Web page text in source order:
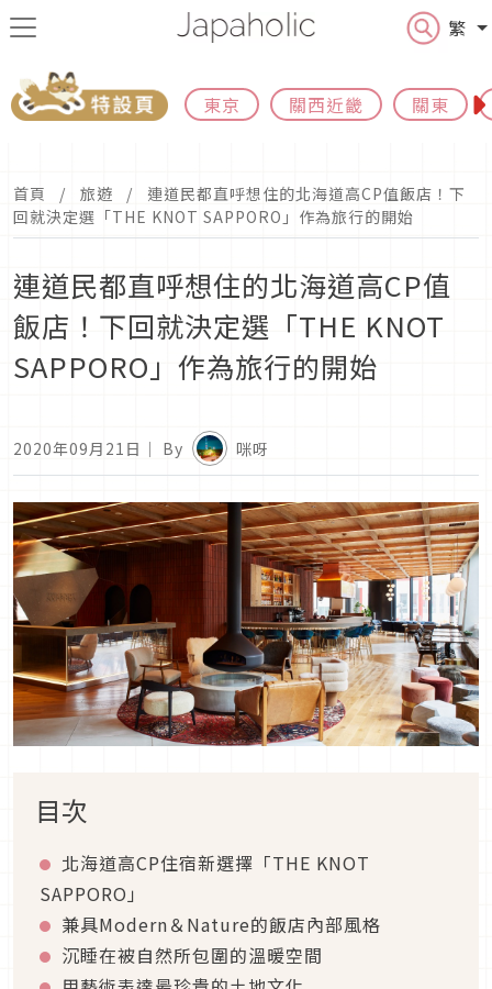
繁
東京 關西近畿 關東
首頁 旅遊
連道民都直呼想住的北海道高CP值飯店！下
回就決定選「THE KNOT SAPPORO」作為旅行的開始
連道民都直呼想住的北海道高CP值
飯店！下回就決定選「THE KNOT
SAPPORO」作為旅行的開始
2020年09月21日 ｜ By 咪呀
目次
北海道高CP住宿新選擇「THE KNOT
SAPPORO」
兼具Modern＆Nature的飯店內部風格
沉睡在被自然所包圍的溫暖空間